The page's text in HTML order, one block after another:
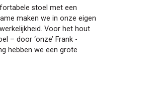
stoel met een
maken we in onze eigen
Voor het hout
– door ‘onze’ Frank -
hebben we een grote